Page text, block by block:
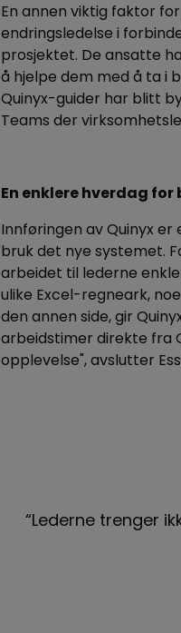
En annen viktig faktor
endringsledelse i
prosjektet. De ansatte
å hjelpe dem med å ta i
Quinyx-guider har blitt
Teams der
En enklere hverdag
Innføringen av Quinyx
bruk det nye systemet.
arbeidet til lederne
ulike Excel-regneark,
den annen side, gir
arbeidstimer direkte fra
opplevelse", avslutter
“Lederne trenger